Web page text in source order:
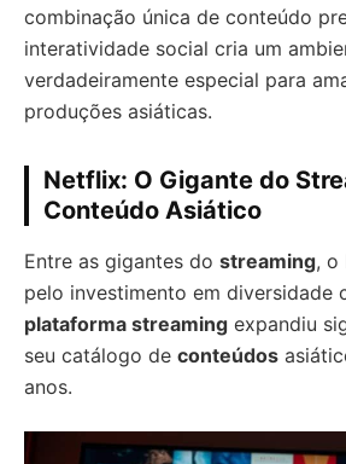
combinação única de conteúdo
interatividade social cria um
verdadeiramente especial para
produções asiáticas.
Netflix: O Gigante do
Conteúdo Asiático
Entre as gigantes do streaming, o
pelo investimento em diversidade
plataforma streaming expandiu
seu catálogo de conteúdos
anos.